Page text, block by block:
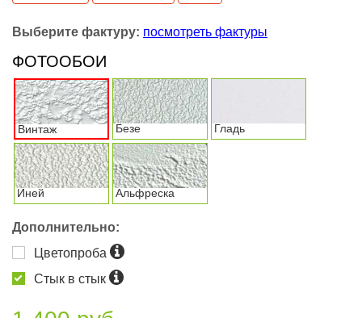
Выберите фактуру: посмотреть фактуры
ФОТООБОИ
Винтаж Безе Гладь
Иней Альфреска
Дополнительно:
Цветопроба
Стык в стык